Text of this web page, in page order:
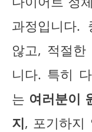
과정입니다.
않고, 적절
니다. 특히
는 여러분이
지, 포기하지